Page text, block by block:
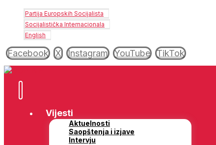
Partija Europskih Socijalista
Socijalistička Internacionala
English
Facebook X Instagram YouTube TikTok
Vijesti
Aktuelnosti
Saopštenja i izjave
Intervju